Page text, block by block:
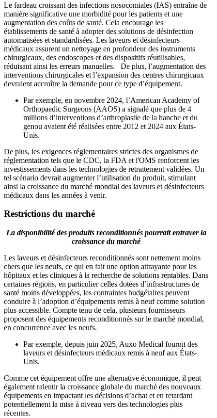
Le fardeau croissant des infections nosocomiales (IAS) entraîne de
manière significative une morbidité pour les patients et une
augmentation des coûts de santé. Cela encourage les
établissements de santé à adopter des solutions de désinfection
automatisées et standardisées. Les laveurs et désinfecteurs
médicaux assurent un nettoyage en profondeur des instruments
chirurgicaux, des endoscopes et des dispositifs réutilisables,
réduisant ainsi les erreurs manuelles. De plus, l’augmentation des
interventions chirurgicales et l’expansion des centres chirurgicaux
devraient accroître la demande pour ce type d’équipement.
Par exemple, en novembre 2024, l’American Academy of
Orthopaedic Surgeons (AAOS) a signalé que plus de 4
millions d’interventions d’arthroplastie de la hanche et du
genou avaient été réalisées entre 2012 et 2024 aux États-
Unis.
De plus, les exigences réglementaires strictes des organismes de
réglementation tels que le CDC, la FDA et l'OMS renforcent les
investissements dans les technologies de retraitement validées. Un
tel scénario devrait augmenter l’utilisation du produit, stimulant
ainsi la croissance du marché mondial des laveurs et désinfecteurs
médicaux dans les années à venir.
Restrictions du marché
La disponibilité des produits reconditionnés pourrait entraver la
croissance du marché
Les laveurs et désinfecteurs reconditionnés sont nettement moins
chers que les neufs, ce qui en fait une option attrayante pour les
hôpitaux et les cliniques à la recherche de solutions rentables. Dans
certaines régions, en particulier celles dotées d’infrastructures de
santé moins développées, les contraintes budgétaires peuvent
conduire à l’adoption d’équipements remis à neuf comme solution
plus accessible. Compte tenu de cela, plusieurs fournisseurs
proposent des équipements reconditionnés sur le marché mondial,
en concurrence avec les neufs.
Par exemple, depuis juin 2025, Auxo Medical fournit des
laveurs et désinfecteurs médicaux remis à neuf aux États-
Unis.
Comme cet équipement offre une alternative économique, il peut
également ralentir la croissance globale du marché des nouveaux
équipements en impactant les décisions d’achat et en retardant
potentiellement la mise à niveau vers des technologies plus
récentes.